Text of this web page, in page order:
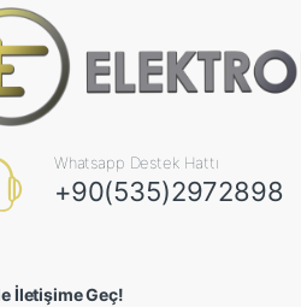
Whatsapp Destek Hattı
+90(535)2972898
İletişime Geç!